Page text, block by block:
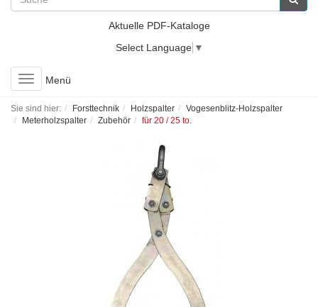
Aktuelle PDF-Kataloge
Select Language ▼
Toggle
navigation
Menü
Sie sind hier: Forsttechnik Holzspalter
Vogesenblitz-Holzspalter
Meterholzspalter
Zubehör für 20 / 25 to.